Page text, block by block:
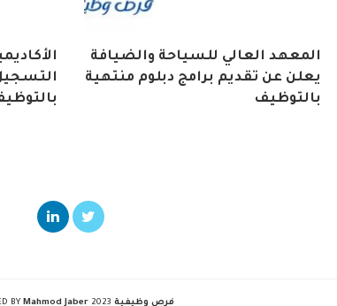
المعهد العالي للسياحة والضيافة
يعلن عن تقديم برامج دبلوم منتهية
بالتوظيف
فرص وظيفية 2023 CREATED BY
Mahmod Jaber